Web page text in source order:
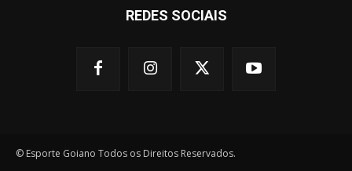
REDES SOCIAIS
© Esporte Goiano Todos os Direitos Reservados.